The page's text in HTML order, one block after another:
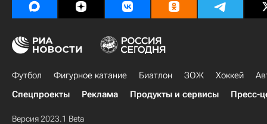
Футбол Фигурное катание Биатлон ЗОЖ Хоккей
Спецпроекты
Реклама Продукты и сервисы Пресс-
Версия 2023.1 Beta